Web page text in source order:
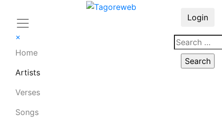
×
Home
Artists
Verses
Songs
Login